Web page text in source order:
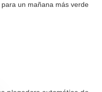
un mañana más verde